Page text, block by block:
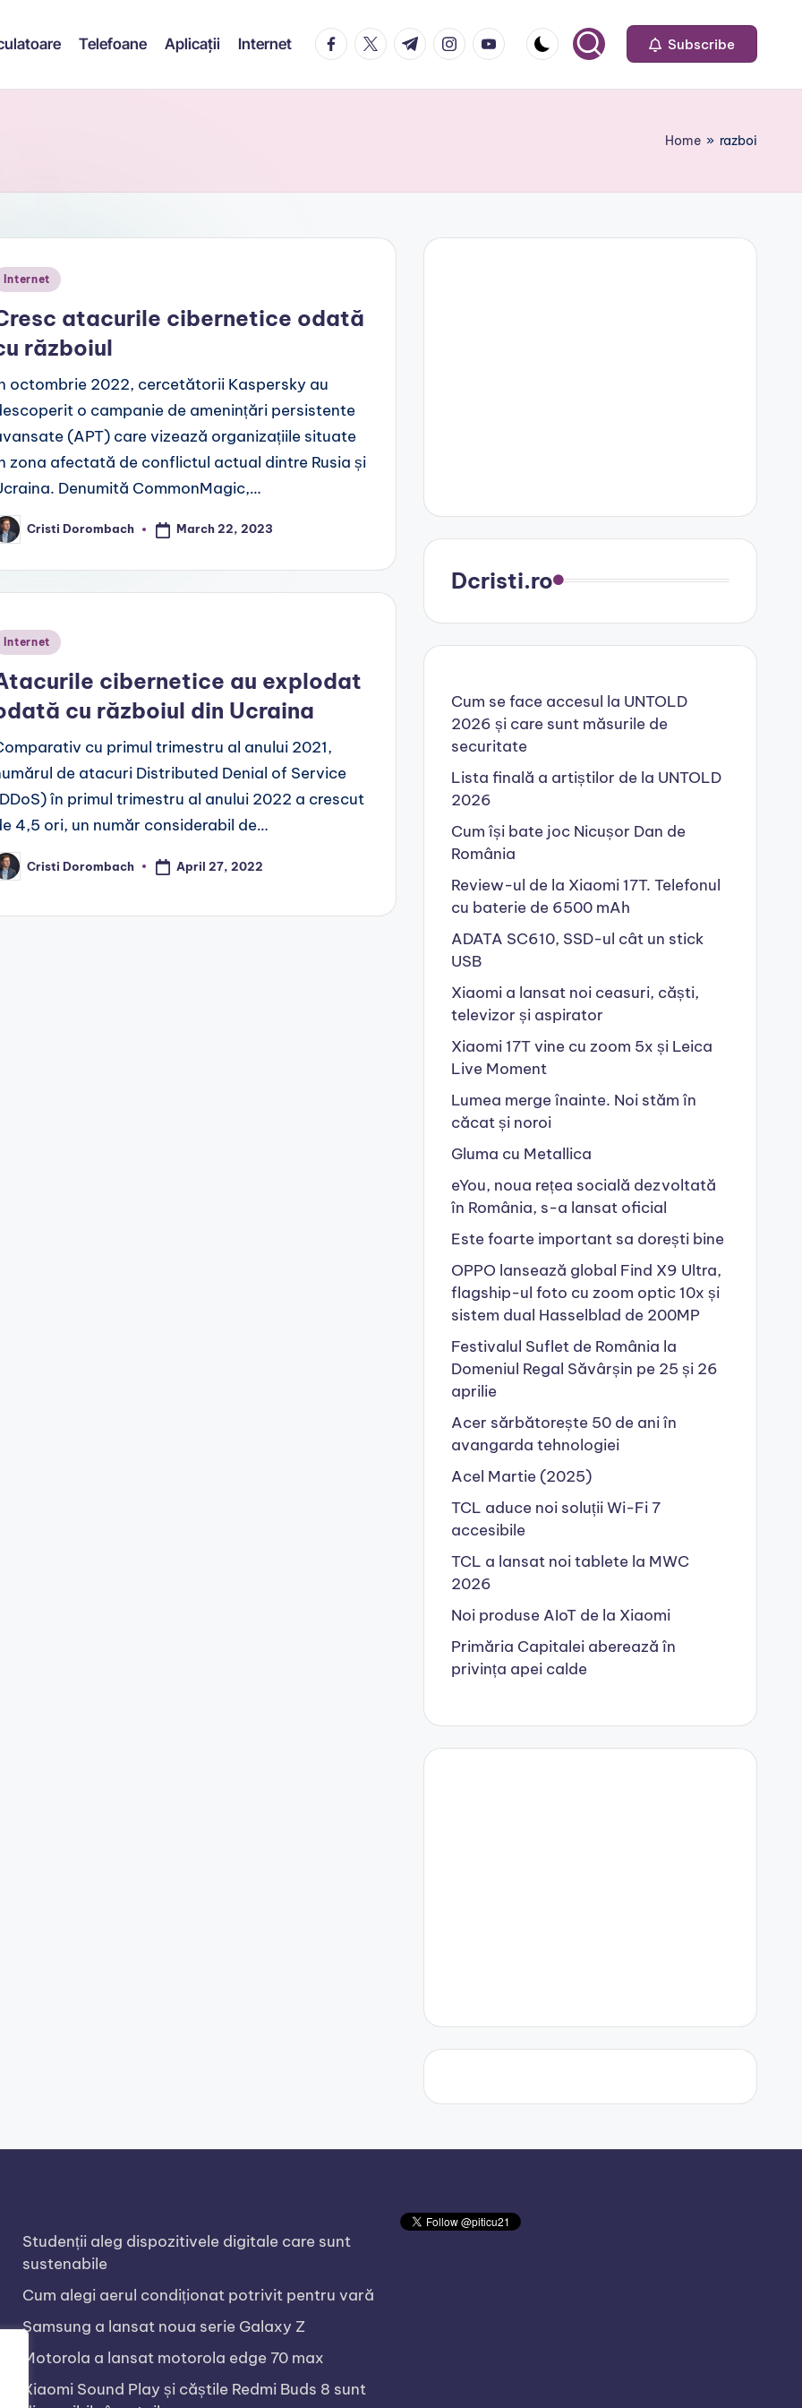
Telefoane Aplicații Internet facebook.com
twitter.com
t.me instagram.com
youtube.com Subscribe
Home » razboi
Internet
atacurile cibernetice odată
războiul
octombrie 2022, cercetătorii Kaspersky au
o campanie de amenințări persistente
(APT) care vizează organizațiile situate
zona afectată de conflictul actual dintre Rusia și
Denumită CommonMagic,…
Cristi Dorombach March 22, 2023
Internet
cibernetice au explodat
cu războiul din Ucraina
cu primul trimestru al anului 2021,
de atacuri Distributed Denial of Service
în primul trimestru al anului 2022 a crescut
4,5 ori, un număr considerabil de…
Cristi Dorombach April 27, 2022
Dcristi.ro
Cum se face accesul la UNTOLD
2026 și care sunt măsurile de
securitate
Lista finală a artiștilor de la UNTOLD
2026
Cum își bate joc Nicușor Dan de
România
Review-ul de la Xiaomi 17T. Telefonul
cu baterie de 6500 mAh
ADATA SC610, SSD-ul cât un stick
USB
Xiaomi a lansat noi ceasuri, căști,
televizor și aspirator
Xiaomi 17T vine cu zoom 5x și Leica
Live Moment
Lumea merge înainte. Noi stăm în
căcat și noroi
Gluma cu Metallica
eYou, noua rețea socială dezvoltată
în România, s-a lansat oficial
Este foarte important sa dorești bine
OPPO lansează global Find X9 Ultra,
flagship-ul foto cu zoom optic 10x și
sistem dual Hasselblad de 200MP
Festivalul Suflet de România la
Domeniul Regal Săvârșin pe 25 și 26
aprilie
Acer sărbătorește 50 de ani în
avangarda tehnologiei
Acel Martie (2025)
TCL aduce noi soluții Wi-Fi 7
accesibile
TCL a lansat noi tablete la MWC
2026
Noi produse AIoT de la Xiaomi
Primăria Capitalei aberează în
privința apei calde
Studenții aleg dispozitivele digitale care sunt
sustenabile
Cum alegi aerul condiționat potrivit pentru vară
Samsung a lansat noua serie Galaxy Z
Motorola a lansat motorola edge 70 max
Xiaomi Sound Play și căștile Redmi Buds 8 sunt